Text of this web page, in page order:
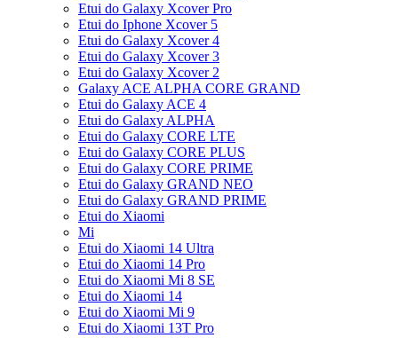
Etui do Galaxy Xcover Pro
Etui do Iphone Xcover 5
Etui do Galaxy Xcover 4
Etui do Galaxy Xcover 3
Etui do Galaxy Xcover 2
Galaxy ACE ALPHA CORE GRAND
Etui do Galaxy ACE 4
Etui do Galaxy ALPHA
Etui do Galaxy CORE LTE
Etui do Galaxy CORE PLUS
Etui do Galaxy CORE PRIME
Etui do Galaxy GRAND NEO
Etui do Galaxy GRAND PRIME
Etui do Xiaomi
Mi
Etui do Xiaomi 14 Ultra
Etui do Xiaomi 14 Pro
Etui do Xiaomi Mi 8 SE
Etui do Xiaomi 14
Etui do Xiaomi Mi 9
Etui do Xiaomi 13T Pro